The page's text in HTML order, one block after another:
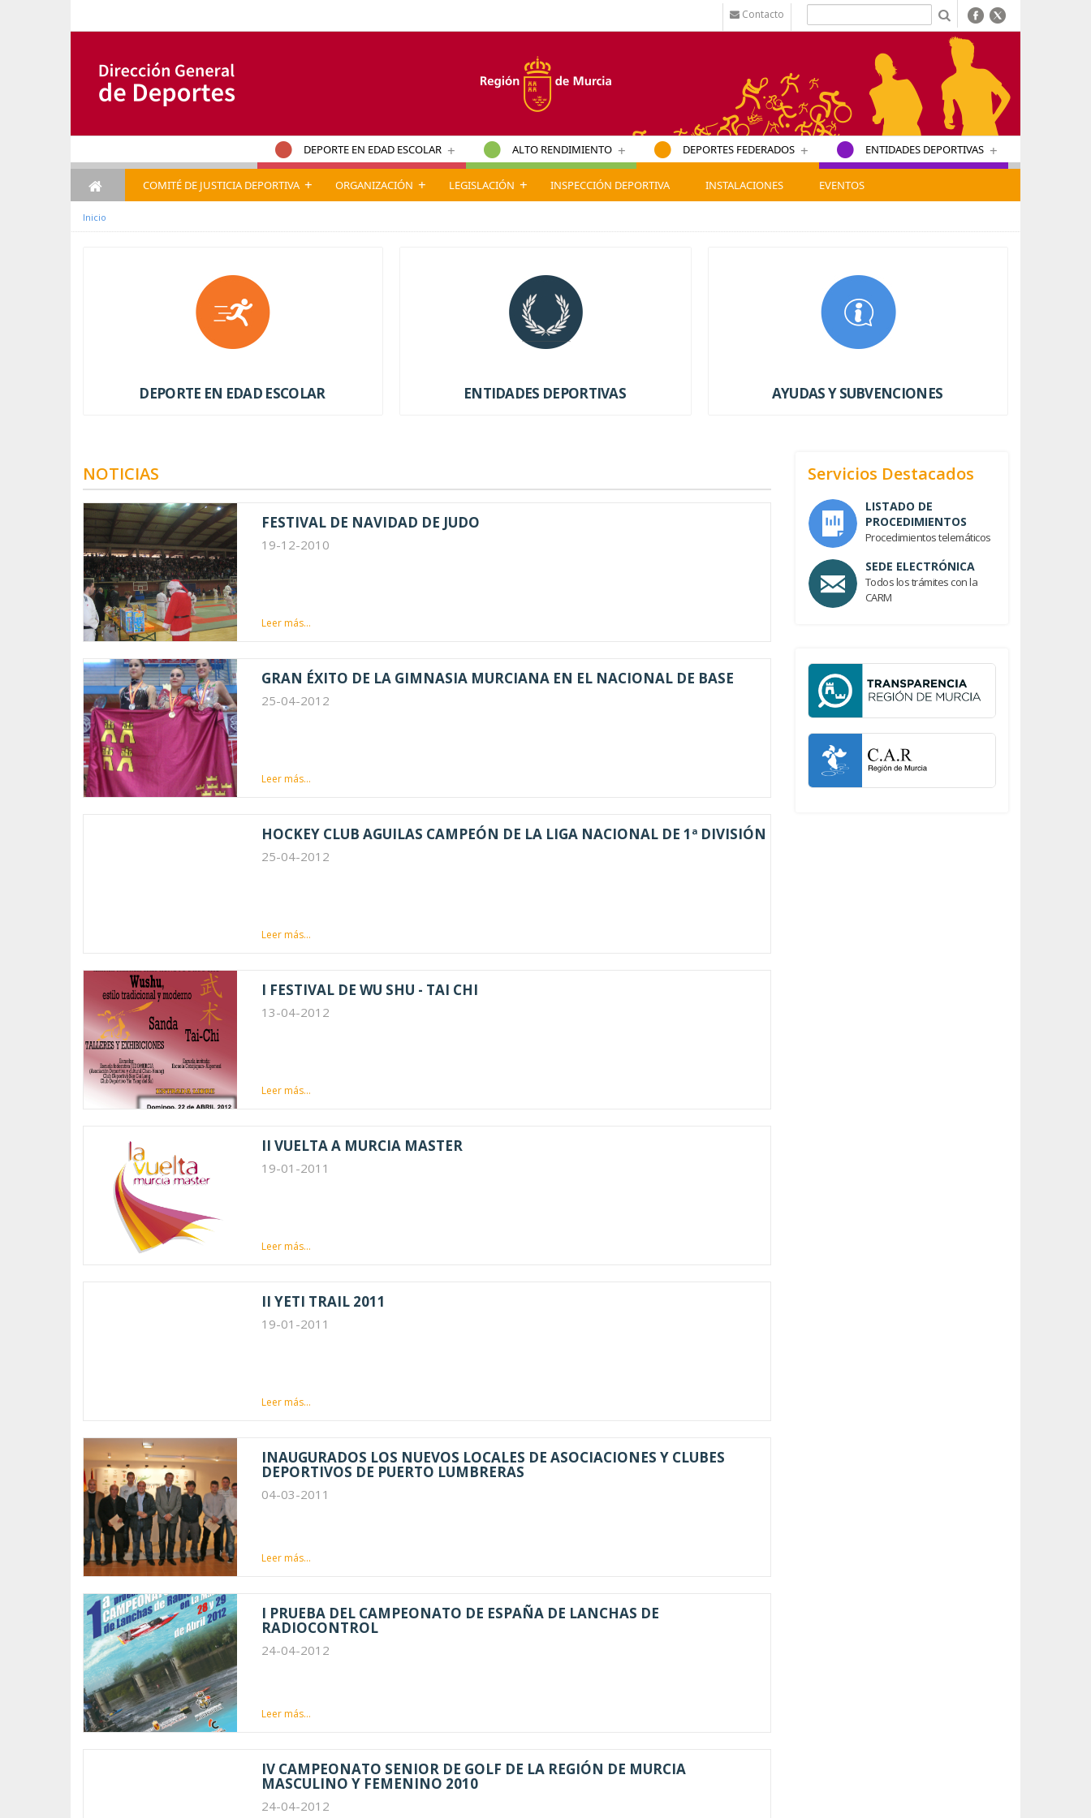
Contacto
DEPORTE EN EDAD ESCOLAR + ALTO RENDIMIENTO + DEPORTES FEDERADOS + ENTIDADES DEPORTIVAS +
COMITÉ DE JUSTICIA DEPORTIVA + ORGANIZACIÓN + LEGISLACIÓN + INSPECCIÓN DEPORTIVA INSTALACIONES EVENTOS
Inicio
DEPORTE EN EDAD ESCOLAR ENTIDADES DEPORTIVAS AYUDAS Y SUBVENCIONES
NOTICIAS
FESTIVAL DE NAVIDAD DE JUDO
19-12-2010
Leer más...
GRAN ÉXITO DE LA GIMNASIA MURCIANA EN EL NACIONAL DE BASE
25-04-2012
Leer más...
HOCKEY CLUB AGUILAS CAMPEÓN DE LA LIGA NACIONAL DE 1ª DIVISIÓN
25-04-2012
Leer más...
I FESTIVAL DE WU SHU - TAI CHI
13-04-2012
Leer más...
II VUELTA A MURCIA MASTER
19-01-2011
Leer más...
II YETI TRAIL 2011
19-01-2011
Leer más...
INAUGURADOS LOS NUEVOS LOCALES DE ASOCIACIONES Y CLUBES
DEPORTIVOS DE PUERTO LUMBRERAS
04-03-2011
Leer más...
I PRUEBA DEL CAMPEONATO DE ESPAÑA DE LANCHAS DE
RADIOCONTROL
24-04-2012
Leer más...
IV CAMPEONATO SENIOR DE GOLF DE LA REGIÓN DE MURCIA
MASCULINO Y FEMENINO 2010
24-04-2012
Servicios Destacados
LISTADO DE
PROCEDIMIENTOS
Procedimientos telemáticos
SEDE ELECTRÓNICA
Todos los trámites con la
CARM